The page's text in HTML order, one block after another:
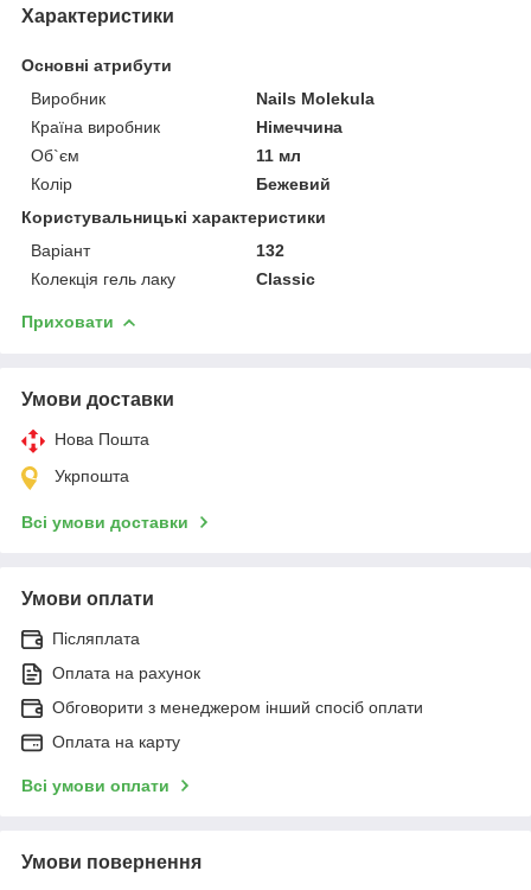
Характеристики
Основні атрибути
Виробник
Nails Molekula
Країна виробник
Німеччина
Об`єм
11 мл
Колір
Бежевий
Користувальницькі характеристики
Варіант
132
Колекція гель лаку
Classic
Приховати
Умови доставки
Нова Пошта
Укрпошта
Всі умови доставки
Умови оплати
Післяплата
Оплата на рахунок
Обговорити з менеджером інший спосіб оплати
Оплата на карту
Всі умови оплати
Умови повернення